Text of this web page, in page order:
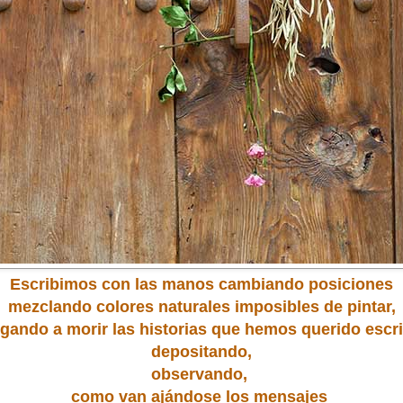
Escribimos con las manos cambiando posiciones
mezclando colores naturales imposibles de pintar,
a morir las historias que hemos querido
depositando,
observando,
como van ajándose los mensajes